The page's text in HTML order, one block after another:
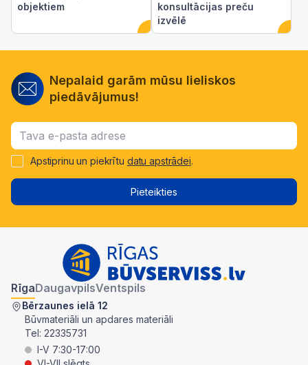
objektiem
konsultācijas preču
izvēlē
Nepalaid garām mūsu lieliskos
piedāvājumus!
Apstiprinu un piekrītu datu apstrādei.
Pieteikties
RīgaDaugavpilsVentspils
Bērzaunes ielā 12
Būvmateriāli un apdares materiāli
Tel: 22335731
I-V 7:30-17:00